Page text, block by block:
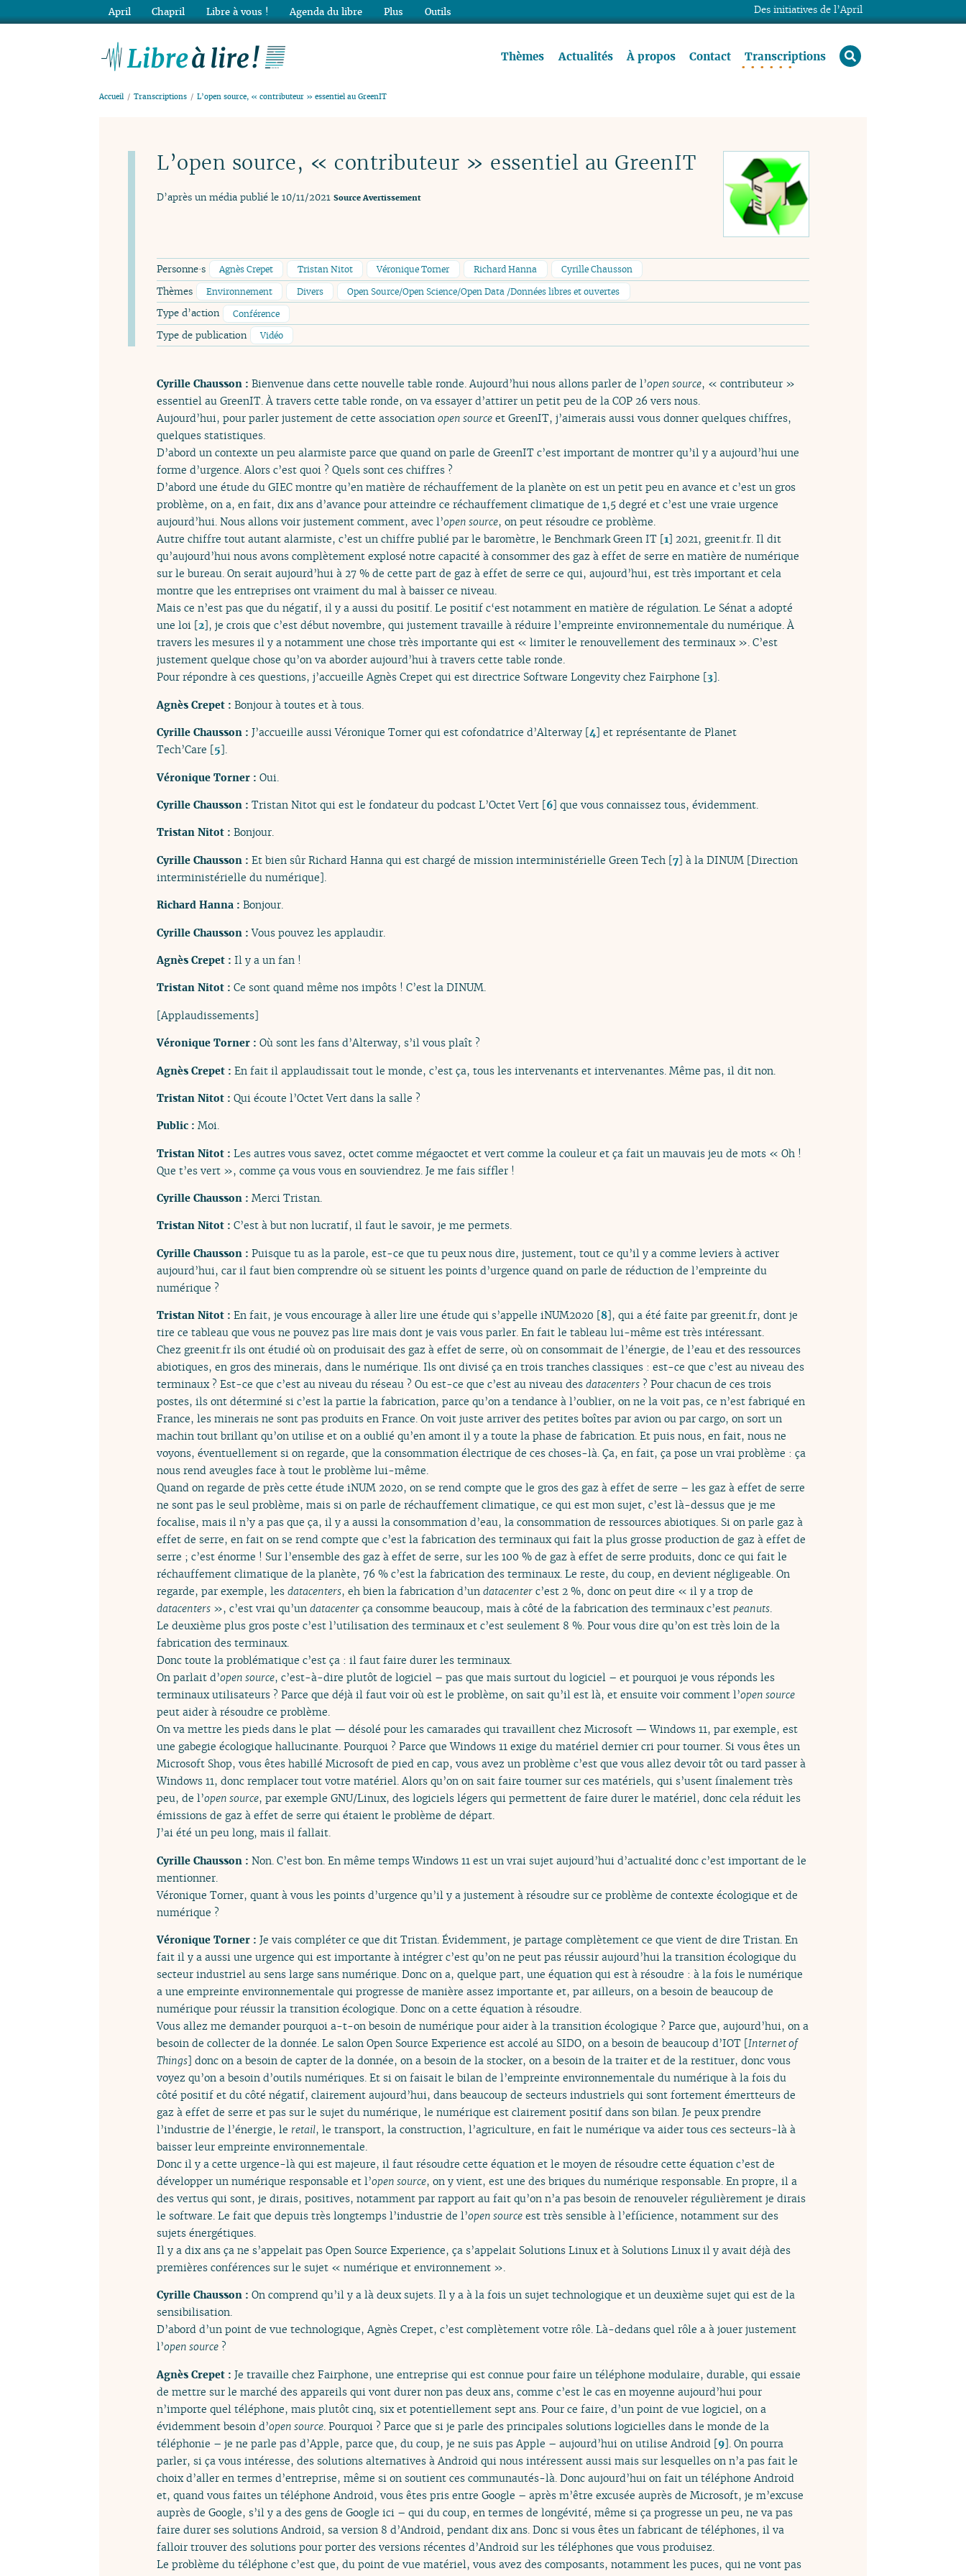
Thèmes Actualités À propos Contact Transcriptions rechercher
Accueil Transcriptions L’open source, « contributeur » essentiel au GreenIT
L’open source, « contributeur » essentiel au GreenIT
D’après un média publié le 10/11/2021 Source Avertissement
Personne·s Agnès Crepet Tristan Nitot Véronique Torner Richard Hanna Cyrille Chausson
Thèmes Environnement Divers Open Source/Open Science/Open Data /Données libres et ouvertes
Type d’action Conférence
Type de publication Vidéo
Cyrille Chausson : Bienvenue dans cette nouvelle table ronde. Aujourd’hui nous allons parler de l’open source, « contributeur »
essentiel au GreenIT. À travers cette table ronde, on va essayer d’attirer un petit peu de la COP 26 vers nous.
Aujourd’hui, pour parler justement de cette association open source et GreenIT, j’aimerais aussi vous donner quelques chiffres,
quelques statistiques.
D’abord un contexte un peu alarmiste parce que quand on parle de GreenIT c’est important de montrer qu’il y a aujourd’hui une
forme d’urgence. Alors c’est quoi ? Quels sont ces chiffres ?
D’abord une étude du GIEC montre qu’en matière de réchauffement de la planète on est un petit peu en avance et c’est un gros
problème, on a, en fait, dix ans d’avance pour atteindre ce réchauffement climatique de 1,5 degré et c’est une vraie urgence
aujourd’hui. Nous allons voir justement comment, avec l’open source, on peut résoudre ce problème.
Autre chiffre tout autant alarmiste, c’est un chiffre publié par le baromètre, le Benchmark Green IT [1] 2021, greenit.fr. Il dit
qu’aujourd’hui nous avons complètement explosé notre capacité à consommer des gaz à effet de serre en matière de numérique
sur le bureau. On serait aujourd’hui à 27 % de cette part de gaz à effet de serre ce qui, aujourd’hui, est très important et cela
montre que les entreprises ont vraiment du mal à baisser ce niveau.
Mais ce n’est pas que du négatif, il y a aussi du positif. Le positif c‘est notamment en matière de régulation. Le Sénat a adopté
une loi [2], je crois que c’est début novembre, qui justement travaille à réduire l’empreinte environnementale du numérique. À
travers les mesures il y a notamment une chose très importante qui est « limiter le renouvellement des terminaux ». C’est
justement quelque chose qu’on va aborder aujourd’hui à travers cette table ronde.
Pour répondre à ces questions, j’accueille Agnès Crepet qui est directrice Software Longevity chez Fairphone [3].
Agnès Crepet : Bonjour à toutes et à tous.
Cyrille Chausson : J’accueille aussi Véronique Torner qui est cofondatrice d’Alterway [4] et représentante de Planet
Tech’Care [5].
Véronique Torner : Oui.
Cyrille Chausson : Tristan Nitot qui est le fondateur du podcast L’Octet Vert [6] que vous connaissez tous, évidemment.
Tristan Nitot : Bonjour.
Cyrille Chausson : Et bien sûr Richard Hanna qui est chargé de mission interministérielle Green Tech [7] à la DINUM [Direction
interministérielle du numérique].
Richard Hanna : Bonjour.
Cyrille Chausson :Vous pouvez les applaudir.
Agnès Crepet : Il y a un fan !
Tristan Nitot : Ce sont quand même nos impôts ! C’est la DINUM.
[Applaudissements]
Véronique Torner : Où sont les fans d’Alterway, s’il vous plaît ?
Agnès Crepet : En fait il applaudissait tout le monde, c’est ça, tous les intervenants et intervenantes. Même pas, il dit non.
Tristan Nitot : Qui écoute l’Octet Vert dans la salle ?
Public : Moi.
Tristan Nitot : Les autres vous savez, octet comme mégaoctet et vert comme la couleur et ça fait un mauvais jeu de mots « Oh !
Que t’es vert », comme ça vous vous en souviendrez. Je me fais siffler !
Cyrille Chausson : Merci Tristan.
Tristan Nitot : C’est à but non lucratif, il faut le savoir, je me permets.
Cyrille Chausson : Puisque tu as la parole, est-ce que tu peux nous dire, justement, tout ce qu’il y a comme leviers à activer
aujourd’hui, car il faut bien comprendre où se situent les points d’urgence quand on parle de réduction de l’empreinte du
numérique ?
Tristan Nitot : En fait, je vous encourage à aller lire une étude qui s’appelle iNUM2020 [8], qui a été faite par greenit.fr, dont je
tire ce tableau que vous ne pouvez pas lire mais dont je vais vous parler. En fait le tableau lui-même est très intéressant.
Chez greenit.fr ils ont étudié où on produisait des gaz à effet de serre, où on consommait de l’énergie, de l’eau et des ressources
abiotiques, en gros des minerais, dans le numérique. Ils ont divisé ça en trois tranches classiques : est-ce que c’est au niveau des
terminaux ? Est-ce que c’est au niveau du réseau ? Ou est-ce que c’est au niveau des datacenters ? Pour chacun de ces trois
postes, ils ont déterminé si c’est la partie la fabrication, parce qu’on a tendance à l’oublier, on ne la voit pas, ce n’est fabriqué en
France, les minerais ne sont pas produits en France. On voit juste arriver des petites boîtes par avion ou par cargo, on sort un
machin tout brillant qu’on utilise et on a oublié qu’en amont il y a toute la phase de fabrication. Et puis nous, en fait, nous ne
voyons, éventuellement si on regarde, que la consommation électrique de ces choses-là. Ça, en fait, ça pose un vrai problème : ça
nous rend aveugles face à tout le problème lui-même.
Quand on regarde de près cette étude iNUM 2020, on se rend compte que le gros des gaz à effet de serre – les gaz à effet de serre
ne sont pas le seul problème, mais si on parle de réchauffement climatique, ce qui est mon sujet, c’est là-dessus que je me
focalise, mais il n’y a pas que ça, il y a aussi la consommation d’eau, la consommation de ressources abiotiques. Si on parle gaz à
effet de serre, en fait on se rend compte que c’est la fabrication des terminaux qui fait la plus grosse production de gaz à effet de
serre ; c’est énorme ! Sur l’ensemble des gaz à effet de serre, sur les 100 % de gaz à effet de serre produits, donc ce qui fait le
réchauffement climatique de la planète, 76 % c’est la fabrication des terminaux. Le reste, du coup, en devient négligeable. On
regarde, par exemple, les datacenters, eh bien la fabrication d’un datacenter c’est 2 %, donc on peut dire « il y a trop de
datacenters », c’est vrai qu’un datacenter ça consomme beaucoup, mais à côté de la fabrication des terminaux c’est peanuts.
Le deuxième plus gros poste c’est l’utilisation des terminaux et c’est seulement 8 %. Pour vous dire qu’on est très loin de la
fabrication des terminaux.
Donc toute la problématique c’est ça : il faut faire durer les terminaux.
On parlait d’open source, c’est-à-dire plutôt de logiciel – pas que mais surtout du logiciel – et pourquoi je vous réponds les
terminaux utilisateurs ? Parce que déjà il faut voir où est le problème, on sait qu’il est là, et ensuite voir comment l’open source
peut aider à résoudre ce problème.
On va mettre les pieds dans le plat — désolé pour les camarades qui travaillent chez Microsoft — Windows 11, par exemple, est
une gabegie écologique hallucinante. Pourquoi ? Parce que Windows 11 exige du matériel dernier cri pour tourner. Si vous êtes un
Microsoft Shop, vous êtes habillé Microsoft de pied en cap, vous avez un problème c’est que vous allez devoir tôt ou tard passer à
Windows 11, donc remplacer tout votre matériel. Alors qu’on on sait faire tourner sur ces matériels, qui s’usent finalement très
peu, de l’open source, par exemple GNU/Linux, des logiciels légers qui permettent de faire durer le matériel, donc cela réduit les
émissions de gaz à effet de serre qui étaient le problème de départ.
J’ai été un peu long, mais il fallait.
Cyrille Chausson : Non. C’est bon. En même temps Windows 11 est un vrai sujet aujourd’hui d’actualité donc c’est important de le
mentionner.
Véronique Torner, quant à vous les points d’urgence qu’il y a justement à résoudre sur ce problème de contexte écologique et de
numérique ?
Véronique Torner : Je vais compléter ce que dit Tristan. Évidemment, je partage complètement ce que vient de dire Tristan. En
fait il y a aussi une urgence qui est importante à intégrer c’est qu’on ne peut pas réussir aujourd’hui la transition écologique du
secteur industriel au sens large sans numérique. Donc on a, quelque part, une équation qui est à résoudre : à la fois le numérique
a une empreinte environnementale qui progresse de manière assez importante et, par ailleurs, on a besoin de beaucoup de
numérique pour réussir la transition écologique. Donc on a cette équation à résoudre.
Vous allez me demander pourquoi a-t-on besoin de numérique pour aider à la transition écologique ? Parce que, aujourd’hui, on a
besoin de collecter de la donnée. Le salon Open Source Experience est accolé au SIDO, on a besoin de beaucoup d’IOT [Internet of
Things] donc on a besoin de capter de la donnée, on a besoin de la stocker, on a besoin de la traiter et de la restituer, donc vous
voyez qu’on a besoin d’outils numériques. Et si on faisait le bilan de l’empreinte environnementale du numérique à la fois du
côté positif et du côté négatif, clairement aujourd’hui, dans beaucoup de secteurs industriels qui sont fortement émertteurs de
gaz à effet de serre et pas sur le sujet du numérique, le numérique est clairement positif dans son bilan. Je peux prendre
l’industrie de l’énergie, le retail, le transport, la construction, l’agriculture, en fait le numérique va aider tous ces secteurs-là à
baisser leur empreinte environnementale.
Donc il y a cette urgence-là qui est majeure, il faut résoudre cette équation et le moyen de résoudre cette équation c’est de
développer un numérique responsable et l’open source, on y vient, est une des briques du numérique responsable. En propre, il a
des vertus qui sont, je dirais, positives, notamment par rapport au fait qu’on n’a pas besoin de renouveler régulièrement je dirais
le software. Le fait que depuis très longtemps l’industrie de l’open source est très sensible à l’efficience, notamment sur des
sujets énergétiques.
Il y a dix ans ça ne s’appelait pas Open Source Experience, ça s’appelait Solutions Linux et à Solutions Linux il y avait déjà des
premières conférences sur le sujet « numérique et environnement ».
Cyrille Chausson : On comprend qu’il y a là deux sujets. Il y a à la fois un sujet technologique et un deuxième sujet qui est de la
sensibilisation.
D’abord d’un point de vue technologique, Agnès Crepet, c’est complètement votre rôle. Là-dedans quel rôle a à jouer justement
l’open source ?
Agnès Crepet : Je travaille chez Fairphone, une entreprise qui est connue pour faire un téléphone modulaire, durable, qui essaie
de mettre sur le marché des appareils qui vont durer non pas deux ans, comme c’est le cas en moyenne aujourd’hui pour
n’importe quel téléphone, mais plutôt cinq, six et potentiellement sept ans. Pour ce faire, d’un point de vue logiciel, on a
évidemment besoin d’open source. Pourquoi ? Parce que si je parle des principales solutions logicielles dans le monde de la
téléphonie – je ne parle pas d’Apple, parce que, du coup, je ne suis pas Apple – aujourd’hui on utilise Android [9]. On pourra
parler, si ça vous intéresse, des solutions alternatives à Android qui nous intéressent aussi mais sur lesquelles on n’a pas fait le
choix d’aller en termes d’entreprise, même si on soutient ces communautés-là. Donc aujourd’hui on fait un téléphone Android
et, quand vous faites un téléphone Android, vous êtes pris entre Google – après m’être excusée auprès de Microsoft, je m’excuse
auprès de Google, s’il y a des gens de Google ici – qui du coup, en termes de longévité, même si ça progresse un peu, ne va pas
faire durer ses solutions Android, sa version 8 d’Android, pendant dix ans. Donc si vous êtes un fabricant de téléphones, il va
falloir trouver des solutions pour porter des versions récentes d’Android sur les téléphones que vous produisez.
Le problème du téléphone c’est que, du point de vue matériel, vous avez des composants, notamment les puces, qui ne vont pas
Des initiatives de l’April
April Chapril Libre à vous ! Agenda du libre Plus Outils